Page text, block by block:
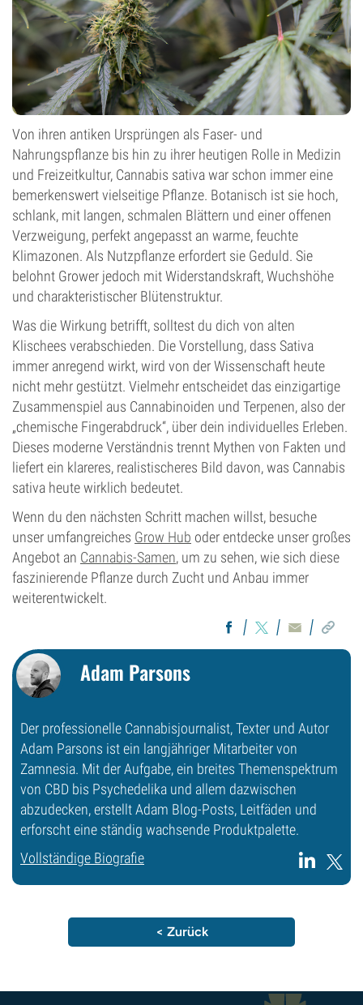
Von ihren antiken Ursprüngen als Faser- und
Nahrungspflanze bis hin zu ihrer heutigen Rolle in Medizin
und Freizeitkultur, Cannabis sativa war schon immer eine
bemerkenswert vielseitige Pflanze. Botanisch ist sie hoch,
schlank, mit langen, schmalen Blättern und einer offenen
Verzweigung, perfekt angepasst an warme, feuchte
Klimazonen. Als Nutzpflanze erfordert sie Geduld. Sie
belohnt Grower jedoch mit Widerstandskraft, Wuchshöhe
und charakteristischer Blütenstruktur.
Was die Wirkung betrifft, solltest du dich von alten
Klischees verabschieden. Die Vorstellung, dass Sativa
immer anregend wirkt, wird von der Wissenschaft heute
nicht mehr gestützt. Vielmehr entscheidet das einzigartige
Zusammenspiel aus Cannabinoiden und Terpenen, also der
„chemische Fingerabdruck“, über dein individuelles Erleben.
Dieses moderne Verständnis trennt Mythen von Fakten und
liefert ein klareres, realistischeres Bild davon, was Cannabis
sativa heute wirklich bedeutet.
Wenn du den nächsten Schritt machen willst, besuche
unser umfangreiches Grow Hub oder entdecke unser großes
Angebot an Cannabis-Samen, um zu sehen, wie sich diese
faszinierende Pflanze durch Zucht und Anbau immer
weiterentwickelt.
Adam Parsons
Der professionelle Cannabisjournalist, Texter und Autor
Adam Parsons ist ein langjähriger Mitarbeiter von
Zamnesia. Mit der Aufgabe, ein breites Themenspektrum
von CBD bis Psychedelika und allem dazwischen
abzudecken, erstellt Adam Blog-Posts, Leitfäden und
erforscht eine ständig wachsende Produktpalette.
Vollständige Biografie
< Zurück